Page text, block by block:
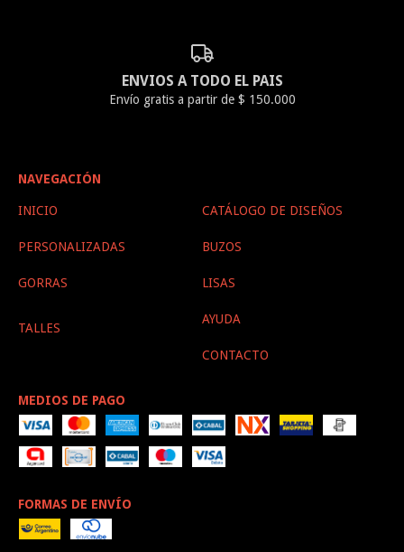
ENVIOS A TODO EL PAIS
Envío gratis a partir de $ 150.000
NAVEGACIÓN
INICIO CATÁLOGO DE DISEÑOS
PERSONALIZADAS BUZOS
GORRAS LISAS
TALLES
AYUDA
CONTACTO
MEDIOS DE PAGO
FORMAS DE ENVÍO